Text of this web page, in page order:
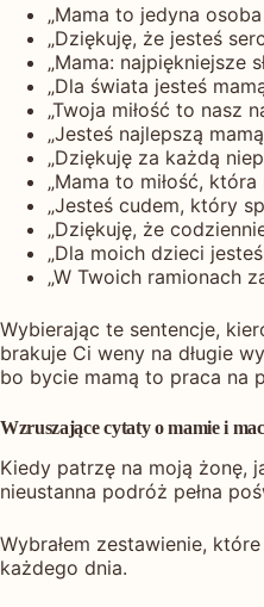
„Mama to jedyna
„Dziękuję, że jesteś
„Mama: najpiękniejsze
„Dla świata jesteś
„Twoja miłość to nasz
„Jesteś najlepszą
„Dziękuję za każdą
„Mama to miłość,
„Jesteś cudem, który
„Dziękuję, że
„Dla moich dzieci
„W Twoich ramionach
Wybierając te sentencje,
brakuje Ci weny na długie
bo bycie mamą to praca na
Wzruszające cytaty o mamie i
Kiedy patrzę na moją żonę,
nieustanna podróż pełna
Wybrałem zestawienie,
każdego dnia.